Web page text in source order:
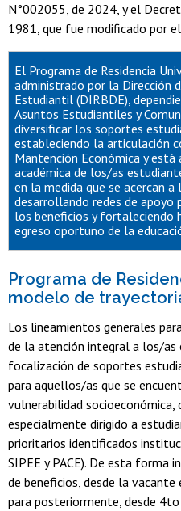
N°002055, de 2024, y el
1981, que fue modificado por
El Programa de Residencia
administrado por la Dirección
Estudiantil (DIRBDE),
Asuntos Estudiantiles y
diversificar los soportes
estableciendo la articulación
Mantención Económica y
académica de los/as
en la medida que se acercan
desarrollando redes de apoyo
los beneficios y fortaleciendo
egreso oportuno de la
Programa de
modelo de
Los lineamientos generales
de la atención integral a los/as
focalización de soportes
para aquellos/as que se
vulnerabilidad socioeconómica,
especialmente dirigido a
prioritarios identificados
SIPEE y PACE). De esta forma
de beneficios, desde la vacante
para posteriormente, desde